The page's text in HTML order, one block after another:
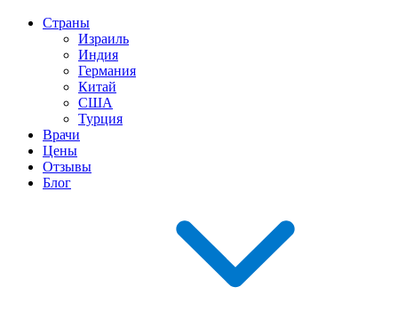
Страны
Израиль
Индия
Германия
Китай
США
Турция
Врачи
Цены
Отзывы
Блог